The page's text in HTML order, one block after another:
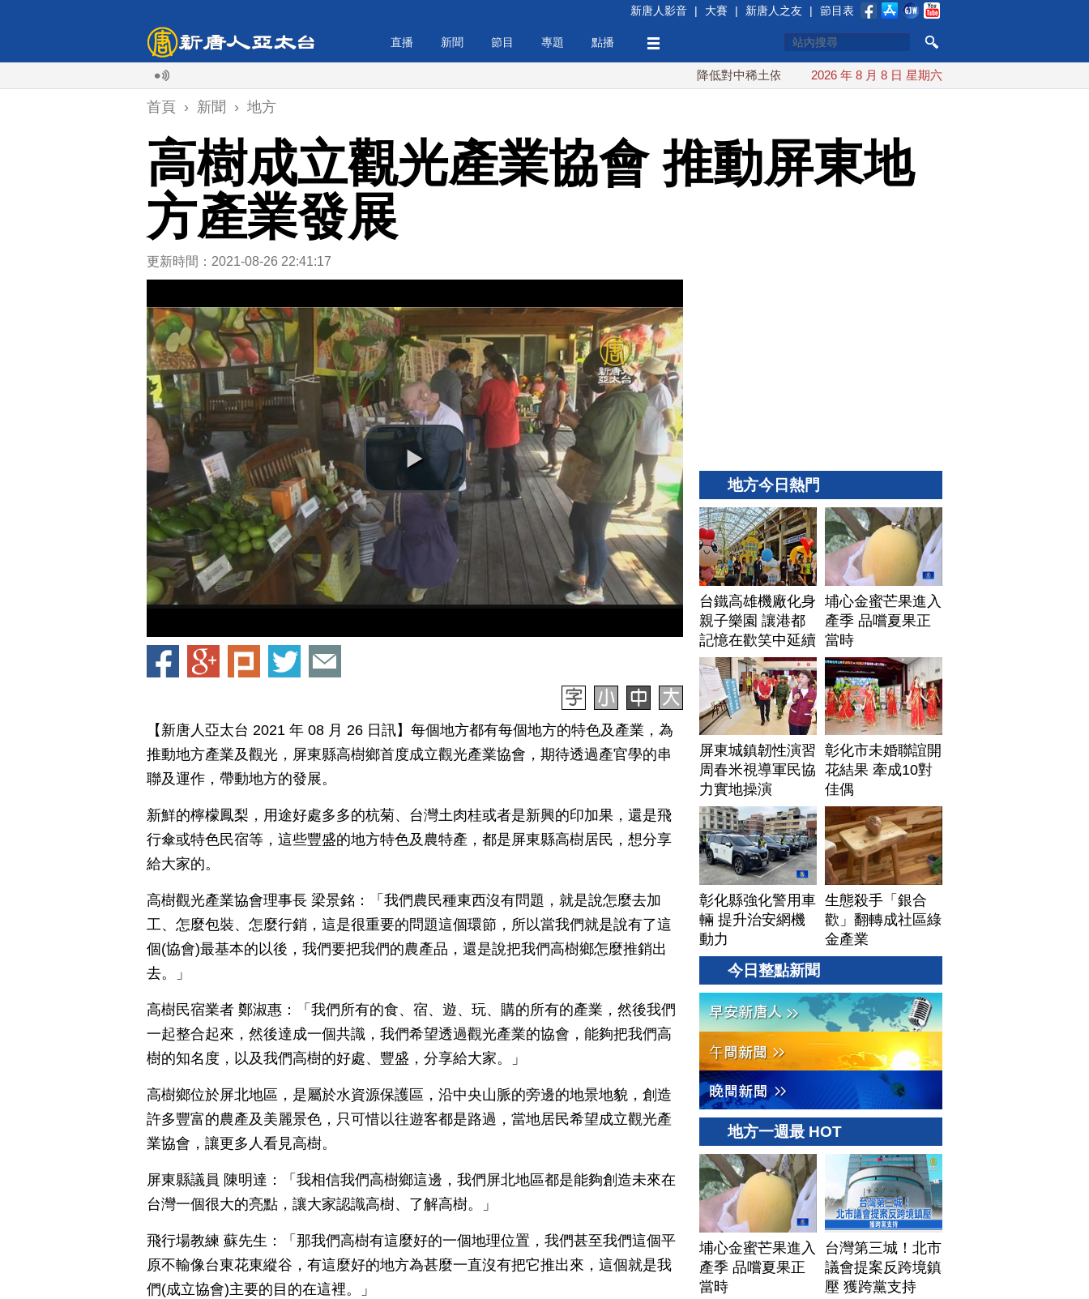
新唐人影音 | 大賽 | 新唐人之友 | 節目表
直播 新聞 節目 專題 點播
降低對中稀土依賴 川普宣布礦業投資20億美元 中東局勢動盪 土耳其沙特巴
2026 年 8 月 8 日 星期六
首頁 › 新聞 › 地方
高樹成立觀光產業協會 推動屏東地
方產業發展
更新時間：2021-08-26 22:41:17
【新唐人亞太台 2021 年 08 月 26 日訊】每個地方都有每個地方的特色及產業，為
推動地方產業及觀光，屏東縣高樹鄉首度成立觀光產業協會，期待透過產官學的串
聯及運作，帶動地方的發展。
新鮮的檸檬鳳梨，用途好處多多的杭菊、台灣土肉桂或者是新興的印加果，還是飛
行傘或特色民宿等，這些豐盛的地方特色及農特產，都是屏東縣高樹居民，想分享
給大家的。
高樹觀光產業協會理事長 梁景銘：「我們農民種東西沒有問題，就是說怎麼去加
工、怎麼包裝、怎麼行銷，這是很重要的問題這個環節，所以當我們就是說有了這
個(協會)最基本的以後，我們要把我們的農產品，還是說把我們高樹鄉怎麼推銷出
去。」
高樹民宿業者 鄭淑惠：「我們所有的食、宿、遊、玩、購的所有的產業，然後我們
一起整合起來，然後達成一個共識，我們希望透過觀光產業的協會，能夠把我們高
樹的知名度，以及我們高樹的好處、豐盛，分享給大家。」
高樹鄉位於屏北地區，是屬於水資源保護區，沿中央山脈的旁邊的地景地貌，創造
許多豐富的農產及美麗景色，只可惜以往遊客都是路過，當地居民希望成立觀光產
業協會，讓更多人看見高樹。
屏東縣議員 陳明達：「我相信我們高樹鄉這邊，我們屏北地區都是能夠創造未來在
台灣一個很大的亮點，讓大家認識高樹、了解高樹。」
飛行場教練 蘇先生：「那我們高樹有這麼好的一個地理位置，我們甚至我們這個平
原不輸像台東花東縱谷，有這麼好的地方為甚麼一直沒有把它推出來，這個就是我
們(成立協會)主要的目的在這裡。」
地方今日熱門
台鐵高雄機廠化身
親子樂園 讓港都
記憶在歡笑中延續
埔心金蜜芒果進入
產季 品嚐夏果正
當時
屏東城鎮韌性演習
周春米視導軍民協
力實地操演
彰化市未婚聯誼開
花結果 牽成10對
佳偶
彰化縣強化警用車
輛 提升治安網機
動力
生態殺手「銀合
歡」翻轉成社區綠
金產業
今日整點新聞
地方一週最 HOT
埔心金蜜芒果進入
產季 品嚐夏果正
當時
台灣第三城！北市
議會提案反跨境鎮
壓 獲跨黨支持